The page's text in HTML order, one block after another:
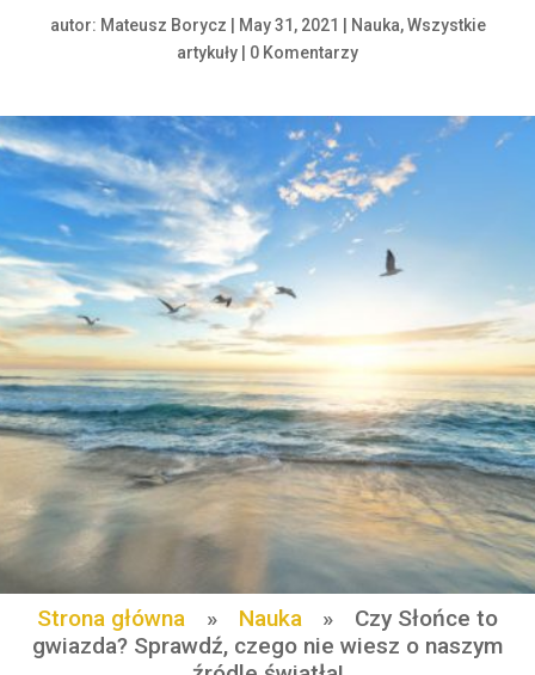
autor: Mateusz Borycz | May 31, 2021 | Nauka,Wszystkie
artykuły | 0 Komentarzy
Strona główna » Nauka »
Czy Słońce to
gwiazda? Sprawdź, czego nie wiesz o naszym